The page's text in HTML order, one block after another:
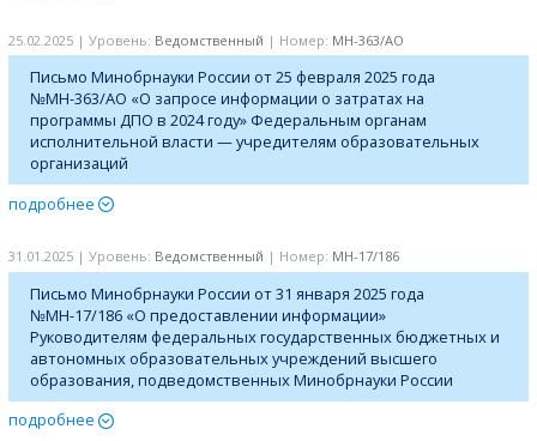
25.02.2025 | Уровень: Ведомственный | Номер: МН-363/АО
Письмо Минобрнауки России от 25 февраля 2025 года
№МН-363/АО «О запросе информации о затратах на
программы ДПО в 2024 году» Федеральным органам
исполнительной власти — учредителям образовательных
организаций
подробнее
31.01.2025 | Уровень: Ведомственный | Номер: МН-17/186
Письмо Минобрнауки России от 31 января 2025 года
№МН-17/186 «О предоставлении информации»
Руководителям федеральных государственных бюджетных и
автономных образовательных учреждений высшего
образования, подведомственных Минобрнауки России
подробнее